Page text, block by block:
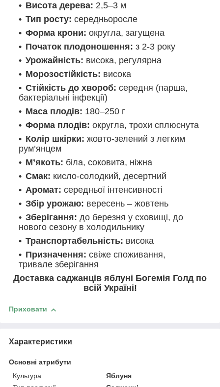
Висота дерева: 2,5–3 м
Тип росту: середньоросле
Форма крони: округла, загущена
Початок плодоношення: з 2-3 року
Урожайність: висока, регулярна
Морозостійкість: висока
Стійкість до хвороб: середня (парша,
бактеріальні інфекції)
Маса плодів: 180–250 г
Форма плодів: округла, трохи сплюснута
Колір шкірки: жовто-зелений з легким
рум’янцем
М’якоть: біла, соковита, ніжна
Смак: кисло-солодкий, десертний
Аромат: середньої інтенсивності
Збір урожаю: вересень – жовтень
Зберігання: до березня у сховищі, до
нового сезону в холодильнику
Транспортабельність: висока
Призначення: свіже споживання,
тривале зберігання
Доставка саджанців яблуні Богемія Голд по
всій Україні!
Приховати
Характеристики
Основні атрибути
Культура
Яблуня